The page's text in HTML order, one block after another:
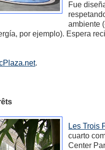
Fue
ambiente
por ejemplo). Espera
.
Les Trois
cuarto
Center